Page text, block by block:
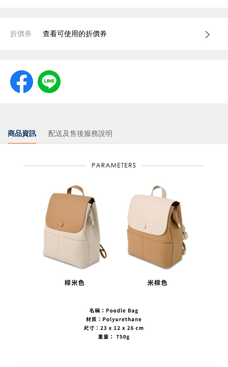
折價券 查看可使用的折價券
商品資訊 配送及售後服務說明